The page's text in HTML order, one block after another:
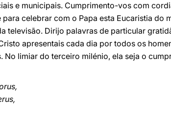
e municipais. Cumprimento-vos com
celebrar com o Papa esta Eucaristia do
televisão. Dirijo palavras de particular
apresentais cada dia por todos os
No limiar do terceiro milénio, ela seja o